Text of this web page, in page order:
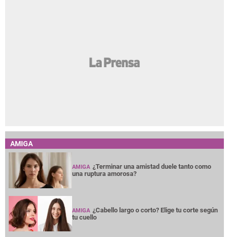
AMIGA
AMIGA ¿Terminar una amistad duele tanto como
una ruptura amorosa?
AMIGA ¿Cabello largo o corto? Elige tu corte según
tu cuello